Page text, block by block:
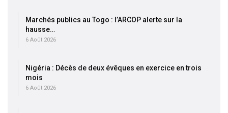
Marchés publics au Togo : l’ARCOP alerte sur la
hausse…
6 Août 2026
Nigéria : Décès de deux évêques en exercice en trois
mois
6 Août 2026